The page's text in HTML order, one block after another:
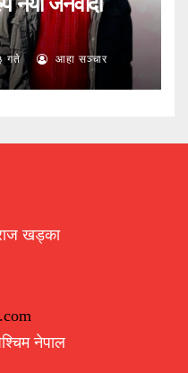
गते आहा सञ्चार
खड्का
नेपाल